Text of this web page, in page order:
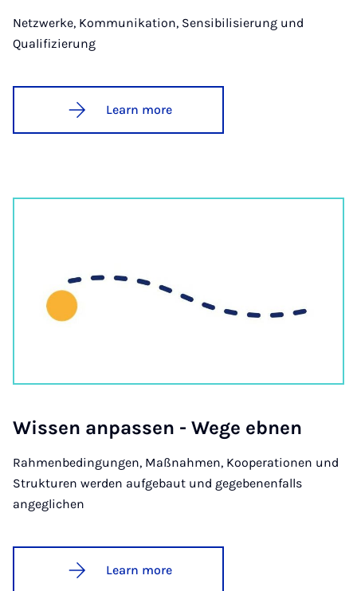
Netzwerke, Kommunikation, Sensibilisierung und
Qualifizierung
Learn more
Wis­sen an­passen - Wege ebn­en
Rahmenbedingungen, Maßnahmen, Kooperationen und
Strukturen werden aufgebaut und gegebenenfalls
angeglichen
Learn more